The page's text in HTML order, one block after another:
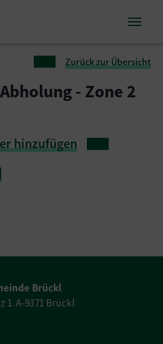
Zurück zur Übersicht
- Zone 2
hinzufügen
Brückl
1. A-9371 Brückl